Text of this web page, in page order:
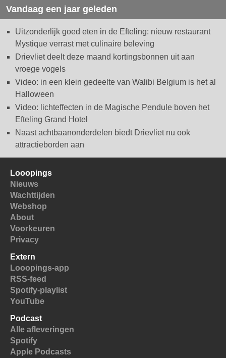
Vandaag een jaar geleden
Uitzonderlijk goed eten in de Efteling: nieuw restaurant
Mystique verrast met culinaire beleving
Drievliet deelt deze maand kortingsbonnen uit aan
vroege vogels
Video: in een klein gedeelte van Walibi Belgium is het al
Halloween
Video: lichteffecten in de Magische Pendule boven het
Efteling Grand Hotel
Naast achtbaanonderdelen biedt Drievliet nu ook
attractieborden aan
Looopings
Nieuws
Wachttijden
Webshop
About
Voorkeuren
Privacy
Extern
Looopings-app
RSS-feed
Spotify-playlist
YouTube
Podcast
Alle afleveringen
Spotify
Apple Podcasts